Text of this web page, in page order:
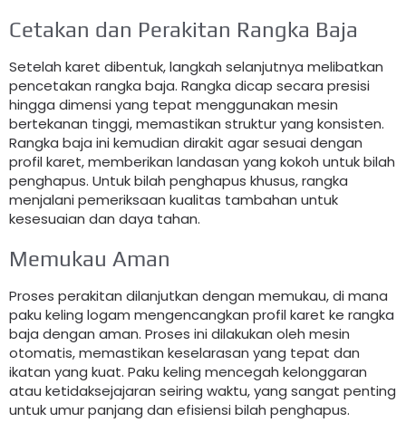
Cetakan dan Perakitan Rangka Baja
Setelah karet dibentuk, langkah selanjutnya melibatkan
pencetakan rangka baja. Rangka dicap secara presisi
hingga dimensi yang tepat menggunakan mesin
bertekanan tinggi, memastikan struktur yang konsisten.
Rangka baja ini kemudian dirakit agar sesuai dengan
profil karet, memberikan landasan yang kokoh untuk bilah
penghapus. Untuk bilah penghapus khusus, rangka
menjalani pemeriksaan kualitas tambahan untuk
kesesuaian dan daya tahan.
Memukau Aman
Proses perakitan dilanjutkan dengan memukau, di mana
paku keling logam mengencangkan profil karet ke rangka
baja dengan aman. Proses ini dilakukan oleh mesin
otomatis, memastikan keselarasan yang tepat dan
ikatan yang kuat. Paku keling mencegah kelonggaran
atau ketidaksejajaran seiring waktu, yang sangat penting
untuk umur panjang dan efisiensi bilah penghapus.